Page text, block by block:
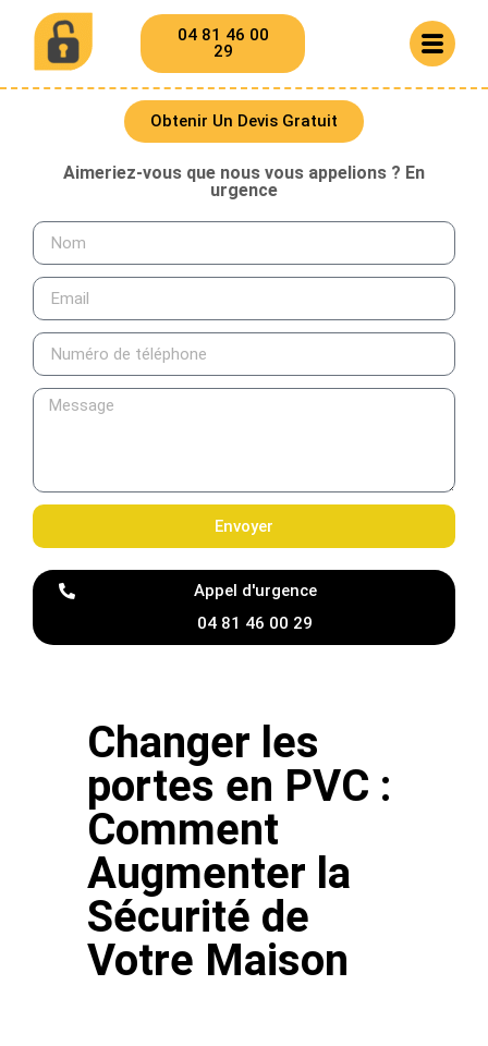
04 81 46 00
29
Obtenir Un Devis Gratuit
Aimeriez-vous que nous vous appelions ? En
urgence
Envoyer
Appel d'urgence
04 81 46 00 29
Changer les
portes en PVC :
Comment
Augmenter la
Sécurité de
Votre Maison